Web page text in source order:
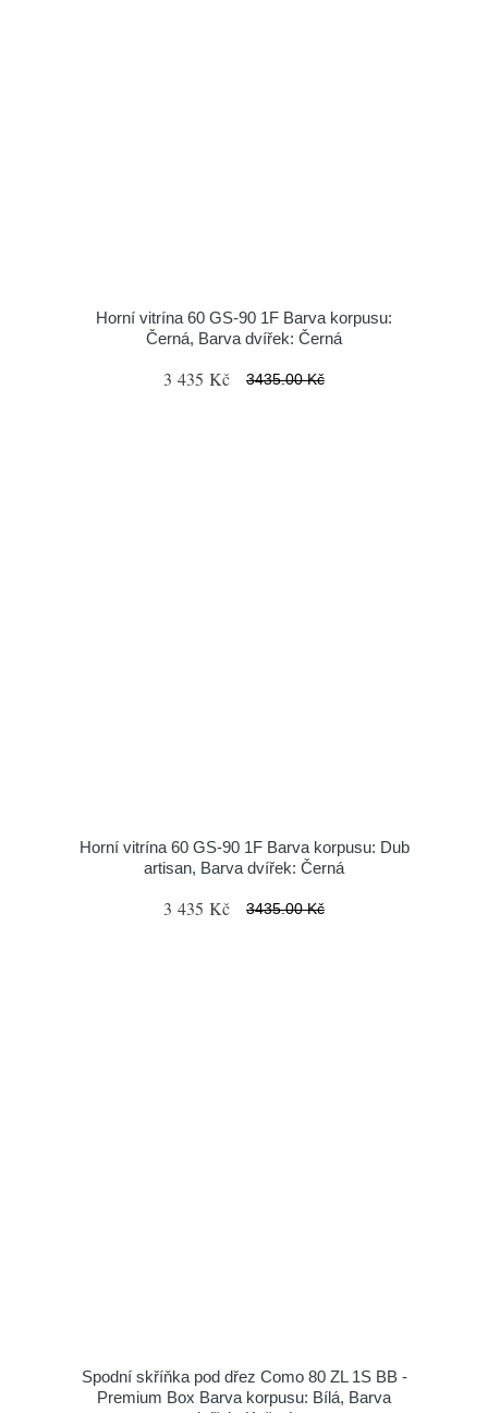
Horní vitrína 60 GS-90 1F Barva korpusu:
Černá, Barva dvířek: Černá
3 435 Kč 3435.00 Kč
Horní vitrína 60 GS-90 1F Barva korpusu: Dub
artisan, Barva dvířek: Černá
3 435 Kč 3435.00 Kč
Spodní skříňka pod dřez Como 80 ZL 1S BB -
Premium Box Barva korpusu: Bílá, Barva